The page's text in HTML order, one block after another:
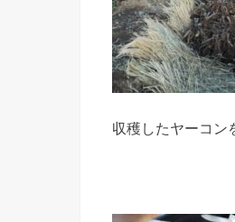
収穫したヤーコン